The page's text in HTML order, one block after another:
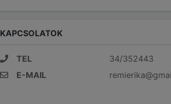
KAPCSOLATOK
TEL
34/352443
E-MAIL